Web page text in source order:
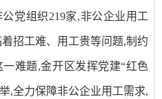
党组织219家,非公企业用工
招工难、用工贵等问题,制约
难题,金开区发挥党建“红色
,全力保障非公企业用工需求,